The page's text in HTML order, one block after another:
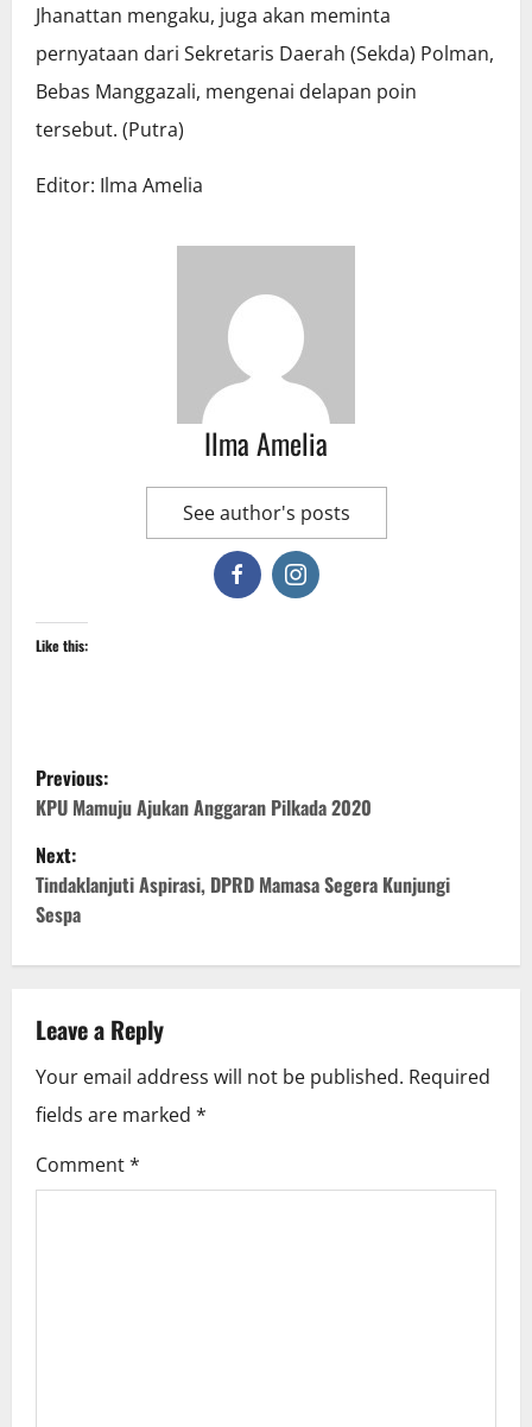
Jhanattan mengaku, juga akan meminta
pernyataan dari Sekretaris Daerah (Sekda) Polman,
Bebas Manggazali, mengenai delapan poin
tersebut. (Putra)
Editor: Ilma Amelia
Ilma Amelia
See author's posts
Like this:
P
o
s
t
n
a
v
i
g
Previous:
KPU Mamuju Ajukan Anggaran Pilkada 2020
Next:
Tindaklanjuti Aspirasi, DPRD Mamasa Segera Kunjungi
Sespa
Leave a Reply
Your email address will not be published. Required
fields are marked *
Comment*